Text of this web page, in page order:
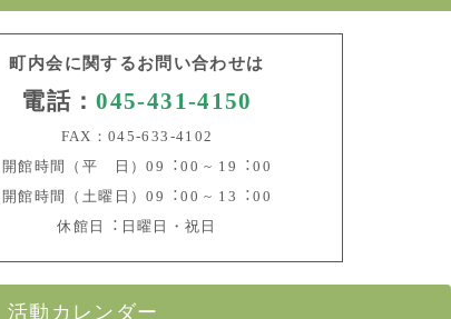
町内会に関するお問い合わせは
電話：045-431-4150
FAX：045-633-4102
開館時間（平 日）09︓00 ~ 19︓00
開館時間（土曜日）09︓00 ~ 13︓00
休館日︓日曜日・祝日
活動カレンダー